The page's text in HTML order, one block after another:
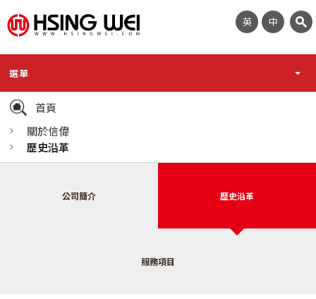
英 中
選單
首頁
關於信偉
歷史沿革
公司簡介 歷史沿革
服務項目